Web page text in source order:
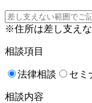
※住所は差し⽀えな
相談項目
法律相談 セミ
相談内容